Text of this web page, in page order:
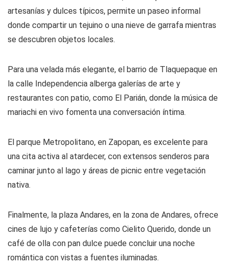
artesanías y dulces típicos, permite un paseo informal
donde compartir un tejuino o una nieve de garrafa mientras
se descubren objetos locales.
Para una velada más elegante, el barrio de Tlaquepaque en
la calle Independencia alberga galerías de arte y
restaurantes con patio, como El Parián, donde la música de
mariachi en vivo fomenta una conversación íntima.
El parque Metropolitano, en Zapopan, es excelente para
una cita activa al atardecer, con extensos senderos para
caminar junto al lago y áreas de picnic entre vegetación
nativa.
Finalmente, la plaza Andares, en la zona de Andares, ofrece
cines de lujo y cafeterías como Cielito Querido, donde un
café de olla con pan dulce puede concluir una noche
romántica con vistas a fuentes iluminadas.